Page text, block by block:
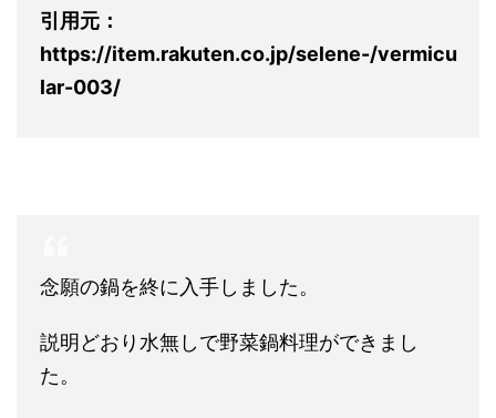
引用元：
https://item.rakuten.co.jp/selene-/vermicu
lar-003/
念願の鍋を終に入手しました。
説明どおり水無しで野菜鍋料理ができまし
た。